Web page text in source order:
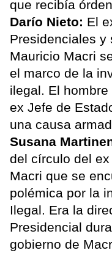
que recibía
Darío Nieto: El
Presidenciales y
Mauricio Macri
el marco de la
ilegal. El
ex Jefe de
una causa
Susana
del círculo del
Macri que se
polémica por la
Ilegal. Era la
Presidencial
gobierno de